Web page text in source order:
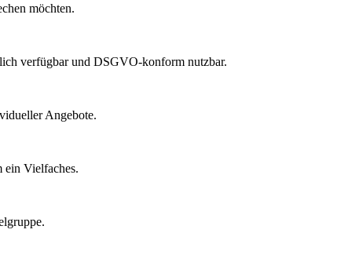
möchten.
verfügbar und DSGVO-konform nutzbar.
Angebote.
ein Vielfaches.